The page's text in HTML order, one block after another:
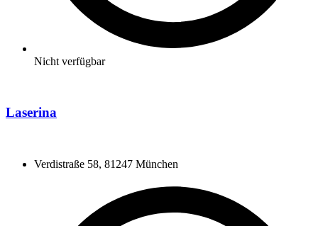
Nicht verfügbar
Laserina
Verdistraße 58, 81247 München